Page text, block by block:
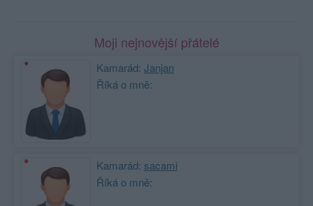
Moji nejnovější přátelé
Kamarád: Janjan
Říká o mně:
Kamarád: sacami
Říká o mně: